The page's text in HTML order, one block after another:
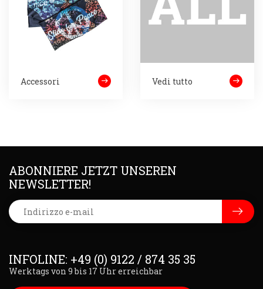
Accessori Vedi tutto
INFOLINE: +49 (0) 9122 / 874 35 35
Werktags von 9 bis 17 Uhr erreichbar
ABONNIERE JETZT UNSEREN
NEWSLETTER!